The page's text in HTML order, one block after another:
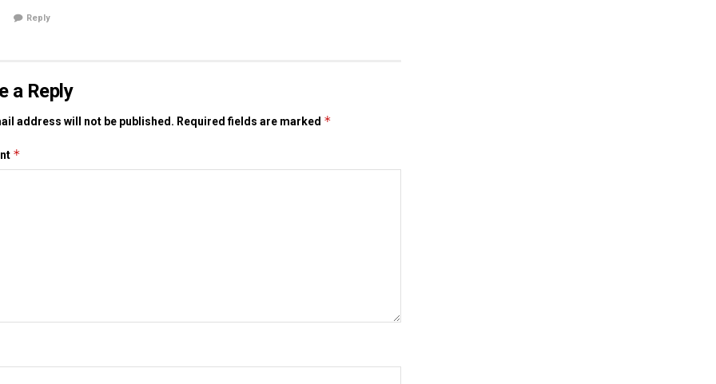
Reply
a Reply
address will not be published. Required fields are marked *
*